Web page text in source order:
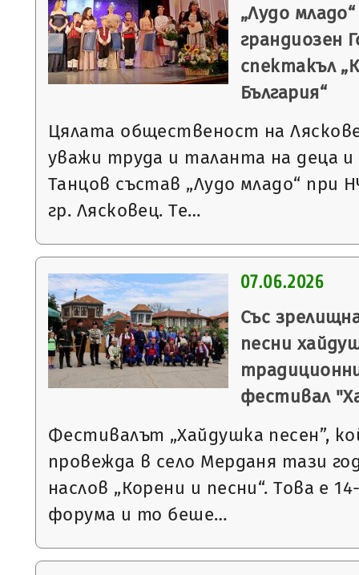
„Лудо
грандиозен
спектакъл
България“
Цялата общественост на
уважи труда и таланта на деца
Танцов състав „Лудо младо“ при
гр. Лясковец. Те…
07.06.2026
Със
песни
фестивал
Фестивалът „Хайдушка песен”,
провежда в село Мерданя тази
наслов „Корени и песни“. Това е
форума и то беше…